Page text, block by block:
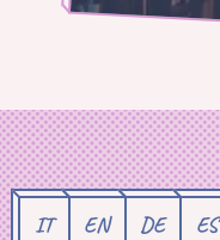
IT EN DE ES